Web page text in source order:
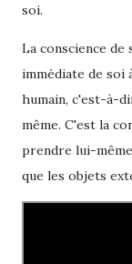
soi.
La conscience
immédiate de soi
humain, c'est-à-
même. C'est la
prendre lui-
que les objets